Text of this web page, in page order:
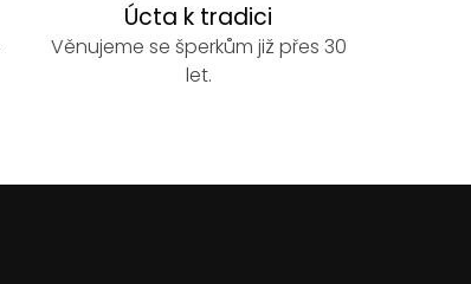
Úcta k tradici
Věnujeme se šperkům již přes 30
let.